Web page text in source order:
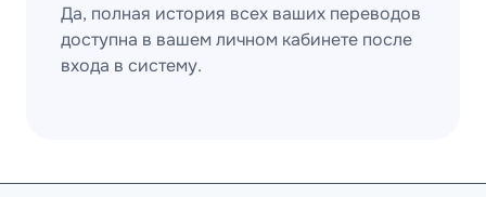
Да, полная история всех ваших переводов
доступна в вашем личном кабинете после
входа в систему.